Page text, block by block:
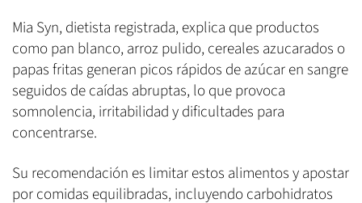
Mia Syn, dietista registrada, explica que productos
como pan blanco, arroz pulido, cereales azucarados o
papas fritas generan picos rápidos de azúcar en sangre
seguidos de caídas abruptas, lo que provoca
somnolencia, irritabilidad y dificultades para
concentrarse.
Su recomendación es limitar estos alimentos y apostar
por comidas equilibradas, incluyendo carbohidratos